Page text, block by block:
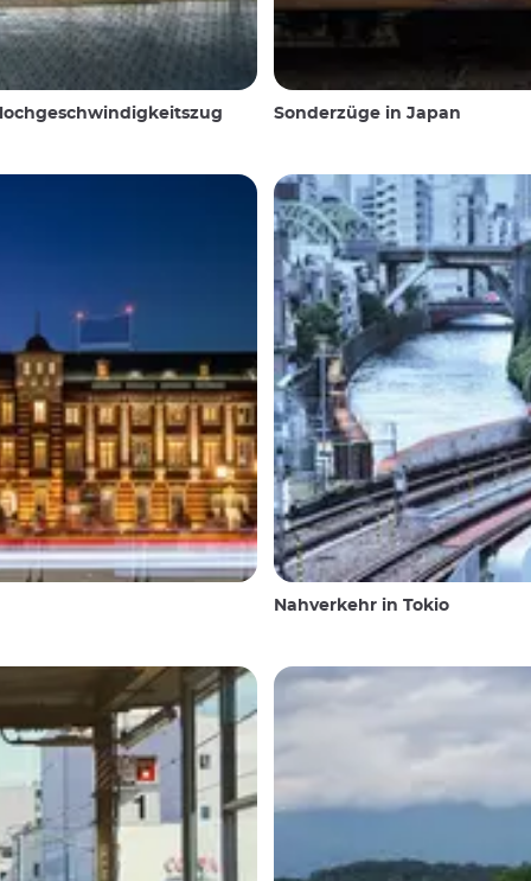
Sonderzüge in Japan
Nahverkehr in Tokio